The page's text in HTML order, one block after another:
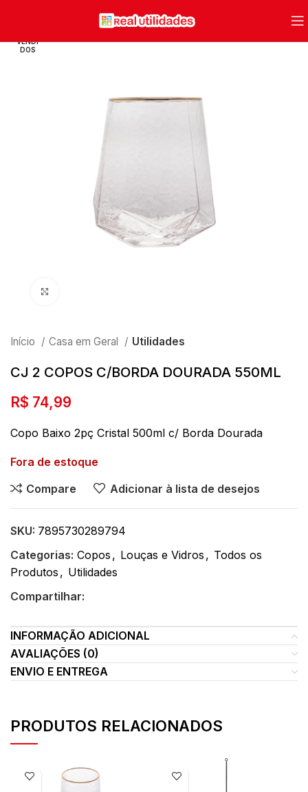
VENDI
DOS
Início Casa em Geral Utilidades
CJ 2 COPOS C/BORDA DOURADA 550ML
R$ 74,99
Copo Baixo 2pç Cristal 500ml c/ Borda Dourada
Fora de estoque
Compare
Adicionar à lista de desejos
SKU: 7895730289794
Categorias: Copos , Louças e Vidros , Todos os
Produtos , Utilidades
Compartilhar:
INFORMAÇÃO ADICIONAL
AVALIAÇÕES (0)
ENVIO E ENTREGA
PRODUTOS RELACIONADOS